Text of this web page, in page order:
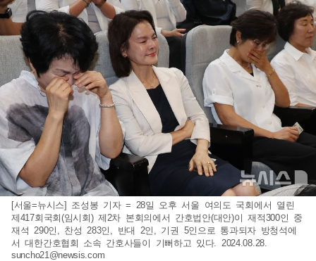
[서울=뉴시스] 조성봉 기자 = 28일 오후 서울 여의도 국회에서 열린
제417회국회(임시회) 제2차 본회의에서 간호법안(대안)이 재적300인 중
재석 290인, 찬성 283인, 반대 2인, 기권 5인으로 통과되자 방청석에
서 대한간호협회 소속 간호사들이 기뻐하고 있다. 2024.08.28.
suncho21@newsis.com